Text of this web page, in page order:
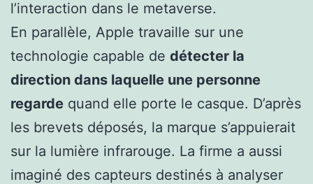
l’interaction dans le metaverse.
En parallèle, Apple travaille sur une
technologie capable de détecter la
direction dans laquelle une personne
regarde quand elle porte le casque. D’après
les brevets déposés, la marque s’appuierait
sur la lumière infrarouge. La firme a aussi
imaginé des capteurs destinés à analyser